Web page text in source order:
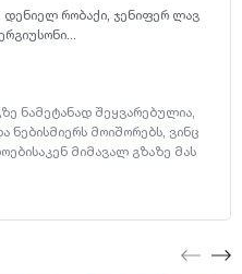
დენიელ რობაქი, ჯენიფერ ლავ
ნამეტანად შეყვარებულია,
ნებისმიერს მოიშორებს, ვინც
მიმავალ გზაზე მას